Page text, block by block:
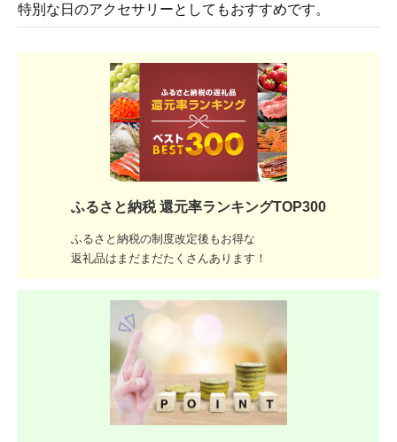
特別な日のアクセサリーとしてもおすすめです。
ふるさと納税 還元率ランキングTOP300
ふるさと納税の制度改定後もお得な
返礼品はまだまだたくさんあります！